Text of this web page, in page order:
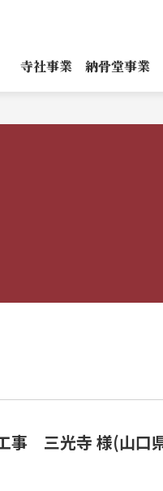
寺社事業 納骨堂事業
事 三光寺 様(山口県